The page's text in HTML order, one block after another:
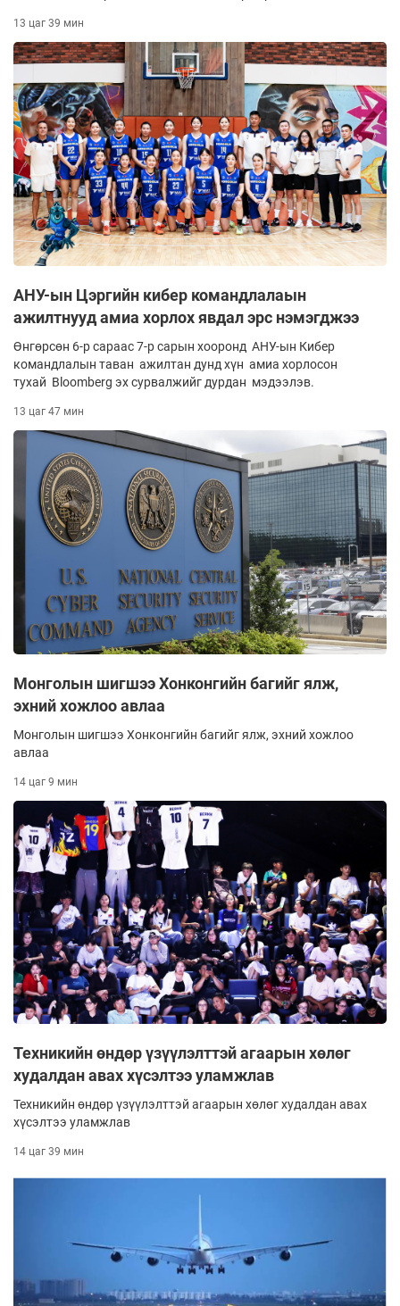
13 цаг 39 мин
АНУ-ын Цэргийн кибер командлалаын
ажилтнууд амиа хорлох явдал эрс нэмэгджээ
Өнгөрсөн 6-р сараас 7-р сарын хооронд АНУ-ын Кибер
командлалын таван ажилтан дунд хүн амиа хорлосон
тухай Bloomberg эх сурвалжийг дурдан мэдээлэв.
13 цаг 47 мин
Монголын шигшээ Хонконгийн багийг ялж,
эхний хожлоо авлаа
Монголын шигшээ Хонконгийн багийг ялж, эхний хожлоо
авлаа
14 цаг 9 мин
Техникийн өндөр үзүүлэлттэй агаарын хөлөг
худалдан авах хүсэлтээ уламжлав
Техникийн өндөр үзүүлэлттэй агаарын хөлөг худалдан авах
хүсэлтээ уламжлав
14 цаг 39 мин